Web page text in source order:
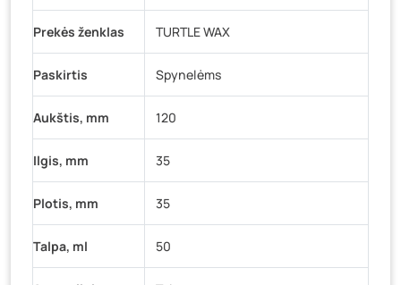
Prekės ženklas TURTLE WAX
Paskirtis Spynelėms
Aukštis, mm 120
Ilgis, mm 35
Plotis, mm 35
Talpa, ml 50